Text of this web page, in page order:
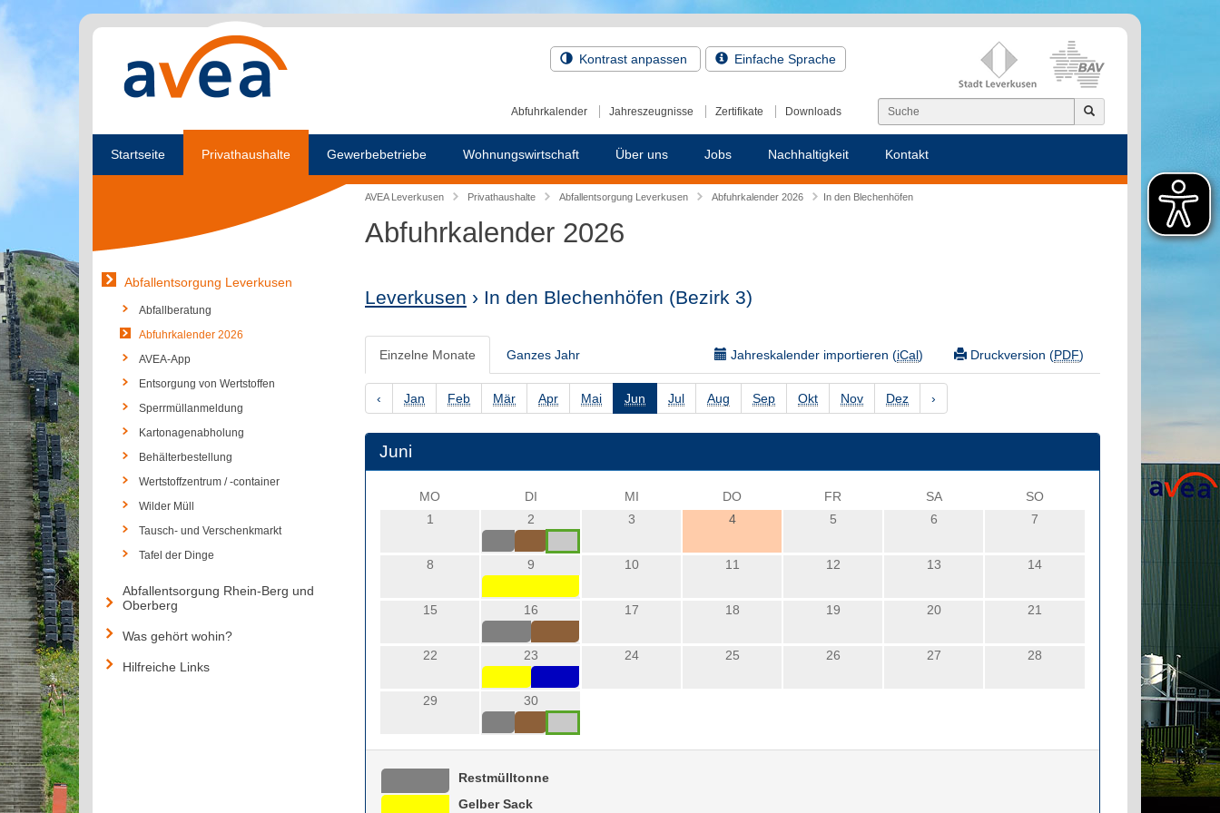
Kontrast anpassen Einfache Sprache
Abfuhrkalender Jahreszeugnisse Zertifikate Downloads
Startseite Privathaushalte Gewerbebetriebe Wohnungswirtschaft Über uns Jobs Nachhaltigkeit Kontakt
AVEA Leverkusen Privathaushalte Abfallentsorgung Leverkusen Abfuhrkalender 2026 In den Blechenhöfen
Abfuhrkalender 2026
Leverkusen › In den Blechenhöfen (Bezirk 3)
Einzelne Monate Ganzes Jahr Druckversion (PDF)
Jahreskalender importieren (iCal)
‹ Jan Feb Mär Apr Mai Jun Jul Aug Sep Okt Nov Dez ›
Juni
MO DI MI DO FR SA
SO
1
2 3 4 5 6 7
8 9 10 11 12 13 14
15 16 17 18 19 20 21
22 23 24 25 26 27 28
29 30
Restmülltonne
Gelber Sack
Abfallentsorgung Leverkusen
Abfallberatung
Abfuhrkalender 2026
AVEA-App
Entsorgung von Wertstoffen
Sperrmüllanmeldung
Kartonagenabholung
Behälterbestellung
Wertstoffzentrum / -container
Wilder Müll
Tausch- und Verschenkmarkt
Tafel der Dinge
Abfallentsorgung Rhein-Berg und
Oberberg
Was gehört wohin?
Hilfreiche Links